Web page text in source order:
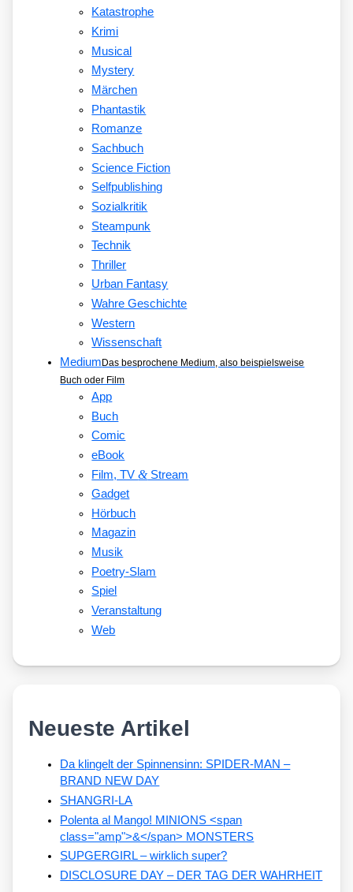
Katastrophe
Krimi
Musical
Mystery
Märchen
Phantastik
Romanze
Sachbuch
Science Fiction
Selfpublishing
Sozialkritik
Steampunk
Technik
Thriller
Urban Fantasy
Wahre Geschichte
Western
Wissenschaft
Medium Das besprochene Medium, also beispielsweise
Buch oder Film
App
Buch
Comic
eBook
Film, TV&Stream
Gadget
Hörbuch
Magazin
Musik
Poetry-Slam
Spiel
Veranstaltung
Web
Neueste Artikel
Da klingelt der Spinnensinn: SPIDER-MAN –
BRAND NEW DAY
SHANGRI-LA
Polenta al Mango! MINIONS <span
class="amp">&</span> MONSTERS
SUPGERGIRL – wirklich super?
DISCLOSURE DAY – DER TAG DER WAHRHEIT